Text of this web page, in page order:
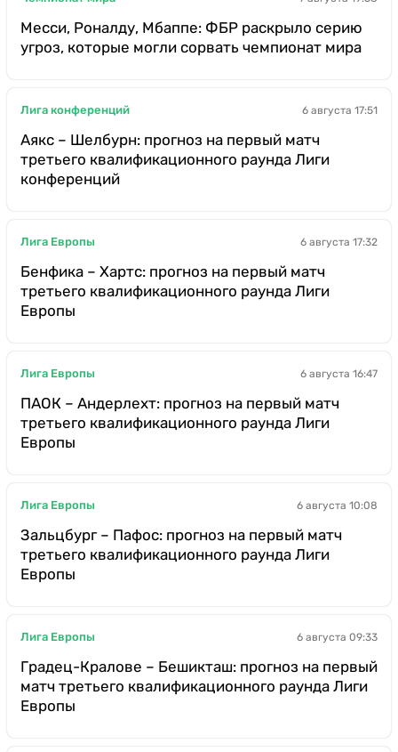
Месси, Роналду, Мбаппе: ФБР раскрыло серию
угроз, которые могли сорвать чемпионат мира
Лига конференций 6 августа 17:51
Аякс – Шелбурн: прогноз на первый матч
третьего квалификационного раунда Лиги
конференций
Лига Европы 6 августа 17:32
Бенфика – Хартс: прогноз на первый матч
третьего квалификационного раунда Лиги
Европы
Лига Европы 6 августа 16:47
ПАОК – Андерлехт: прогноз на первый матч
третьего квалификационного раунда Лиги
Европы
Лига Европы 6 августа 10:08
Зальцбург – Пафос: прогноз на первый матч
третьего квалификационного раунда Лиги
Европы
Лига Европы 6 августа 09:33
Градец-Кралове – Бешикташ: прогноз на первый
матч третьего квалификационного раунда Лиги
Европы